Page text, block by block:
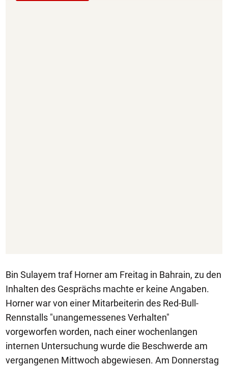
Bin Sulayem traf Horner am Freitag in Bahrain, zu den
Inhalten des Gesprächs machte er keine Angaben.
Horner war von einer Mitarbeiterin des Red-Bull-
Rennstalls "unangemessenes Verhalten"
vorgeworfen worden, nach einer wochenlangen
internen Untersuchung wurde die Beschwerde am
vergangenen Mittwoch abgewiesen. Am Donnerstag